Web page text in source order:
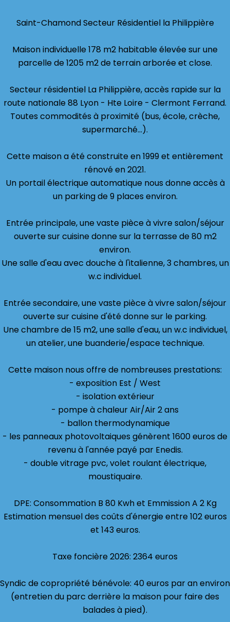
Saint-Chamond Secteur Résidentiel la Philippière
Maison individuelle 178 m2 habitable élevée sur une
parcelle de 1205 m2 de terrain arborée et close.
Secteur résidentiel La Philippière, accès rapide sur la
route nationale 88 Lyon - Hte Loire - Clermont Ferrand.
Toutes commodités à proximité (bus, école, crèche,
supermarché...).
Cette maison a été construite en 1999 et entièrement
rénové en 2021.
Un portail électrique automatique nous donne accès à
un parking de 9 places environ.
Entrée principale, une vaste pièce à vivre salon/séjour
ouverte sur cuisine donne sur la terrasse de 80 m2
environ.
Une salle d'eau avec douche à l'italienne, 3 chambres, un
w.c individuel.
Entrée secondaire, une vaste pièce à vivre salon/séjour
ouverte sur cuisine d'été donne sur le parking.
Une chambre de 15 m2, une salle d'eau, un w.c individuel,
un atelier, une buanderie/espace technique.
Cette maison nous offre de nombreuses prestations:
- exposition Est / West
- isolation extérieur
- pompe à chaleur Air/Air 2 ans
- ballon thermodynamique
- les panneaux photovoltaiques génèrent 1600 euros de
revenu à l'année payé par Enedis.
- double vitrage pvc, volet roulant électrique,
moustiquaire.
DPE: Consommation B 80 Kwh et Emmission A 2 Kg
Estimation mensuel des coûts d'énergie entre 102 euros
et 143 euros.
Taxe foncière 2026: 2364 euros
Syndic de copropriété bénévole: 40 euros par an environ
(entretien du parc derrière la maison pour faire des
balades à pied).